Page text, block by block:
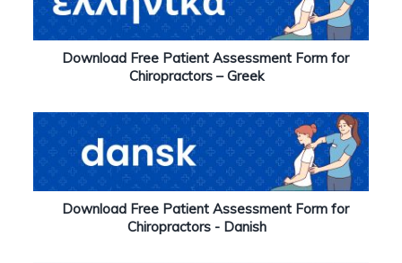
Download Free Patient Assessment Form for
Chiropractors – Greek
Download Free Patient Assessment Form for
Chiropractors - Danish